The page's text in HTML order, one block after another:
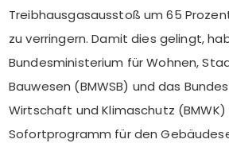
Treibhausgasausstoß um 65
zu verringern. Damit dies gelingt,
Bundesministerium für Wohnen,
Bauwesen (BMWSB) und das
Wirtschaft und Klimaschutz (BMWK)
Sofortprogramm für den